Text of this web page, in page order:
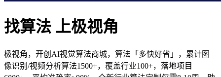
找算法 上极视角
极视角，开创AI视觉算法商城，算法「多快好省」，累计图
像识别/视频分析算法1500+，覆盖行业100+，落地项目